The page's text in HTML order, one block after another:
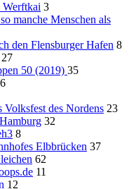
Werftkai 3
manche Menschen als
den Flensburger Hafen 8
27
50 (2019) 35
6
des Nordens 23
32
8
Elbbrücken 37
62
11
12